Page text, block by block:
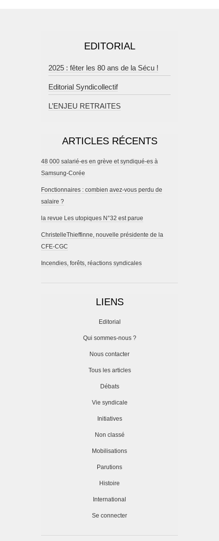
EDITORIAL
2025 : fêter les 80 ans de la Sécu !
Editorial Syndicollectif
L’ENJEU RETRAITES
ARTICLES RÉCENTS
48 000 salarié-es en grève et syndiqué-es à
Samsung-Corée
Fonctionnaires : combien avez-vous perdu de
salaire ?
la revue Les utopiques N°32 est parue
ChristelleThieffinne, nouvelle présidente de la
CFE-CGC
Incendies, forêts, réactions syndicales
LIENS
Editorial
Qui sommes-nous ?
Nous contacter
Tous les articles
Débats
Vie syndicale
Initiatives
Non classé
Mobilisations
Parutions
Histoire
International
Se connecter